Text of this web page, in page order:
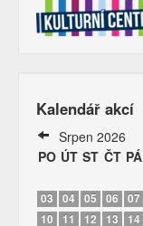
Kalendář akcí
Srpen 2026
PO ÚT ST ČT PÁ
03
04 05 06 07
10
11 12 13 14